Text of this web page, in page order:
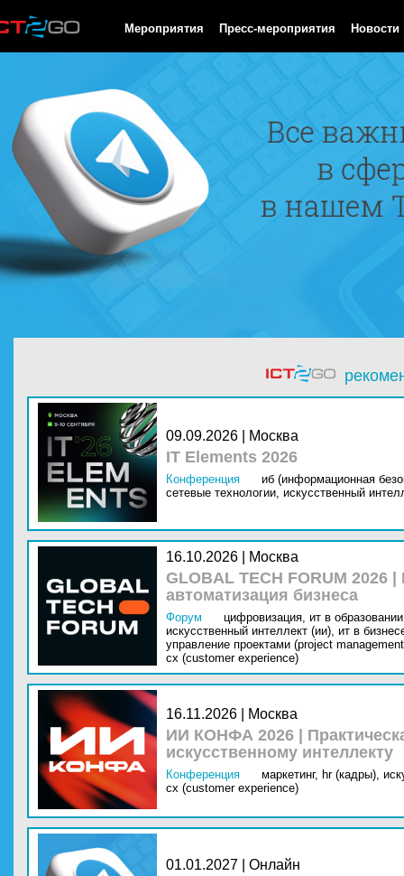
Мероприятия Пресс-мероприятия Новости
09.09.2026 | Москва
IT Elements 2026
Конференция
иб (информационная
сетевые технологии, искусственный
16.10.2026 | Москва
GLOBAL TECH FORUM
автоматизация бизнеса
Форум цифровизация, ит в
искусственный интеллект (ии), ит в
управление проектами (project
cx (customer experience)
16.11.2026 | Москва
ИИ КОНФА 2026 |
искусственному интеллекту
Конференция маркетинг, hr (кадры),
cx (customer experience)
01.01.2027 | Онлайн